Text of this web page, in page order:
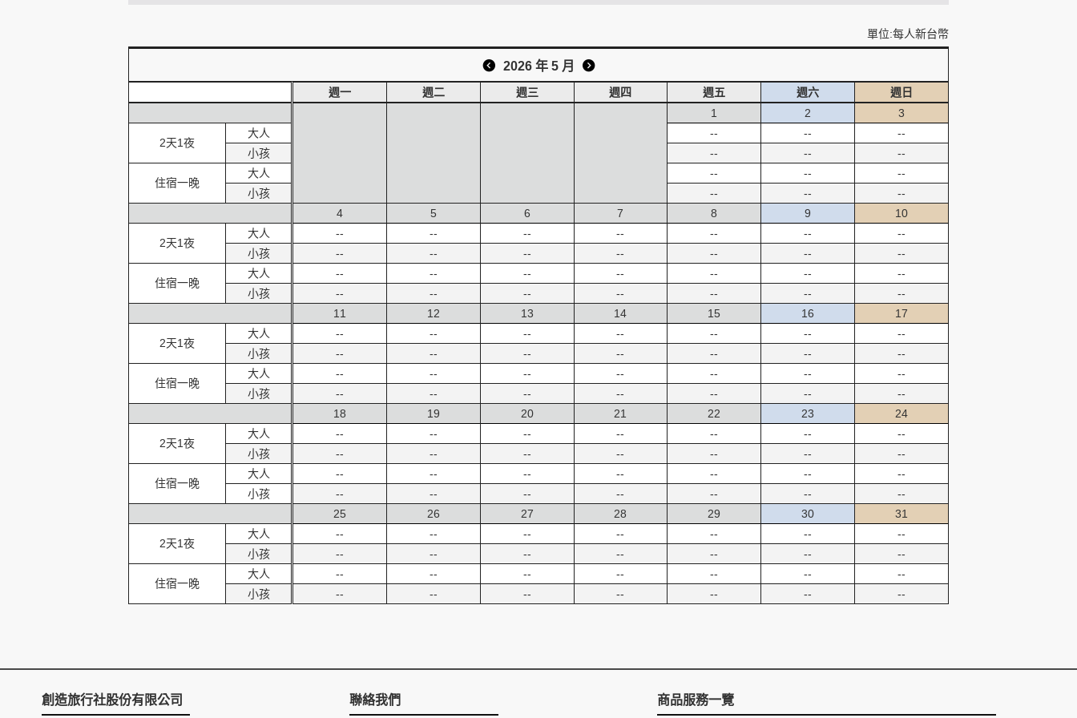
單位:每人新台幣
2026 年 5 月
2天1夜
大人
小孩
住宿一晚
大人
小孩
2天1夜
大人
小孩
住宿一晚
大人
小孩
2天1夜
大人
小孩
住宿一晚
大人
小孩
2天1夜
大人
小孩
住宿一晚
大人
小孩
2天1夜
大人
小孩
住宿一晚
大人
小孩
週一 週二 週三 週四 週五 週六
週日
1
--
--
--
--
2
--
--
--
--
3
--
--
--
--
4
--
--
--
--
5
--
--
--
--
6
--
--
--
--
7
--
--
--
--
8
--
--
--
--
9
--
--
--
--
10
--
--
--
--
11
--
--
--
--
12
--
--
--
--
13
--
--
--
--
14
--
--
--
--
15
--
--
--
--
16
--
--
--
--
17
--
--
--
--
18
--
--
--
--
19
--
--
--
--
20
--
--
--
--
21
--
--
--
--
22
--
--
--
--
23
--
--
--
--
24
--
--
--
--
25
--
--
--
--
26
--
--
--
--
27
--
--
--
--
28
--
--
--
--
29
--
--
--
--
30
--
--
--
--
31
--
--
--
--
創造旅行社股份有限公司 聯絡我們 商品服務一覽